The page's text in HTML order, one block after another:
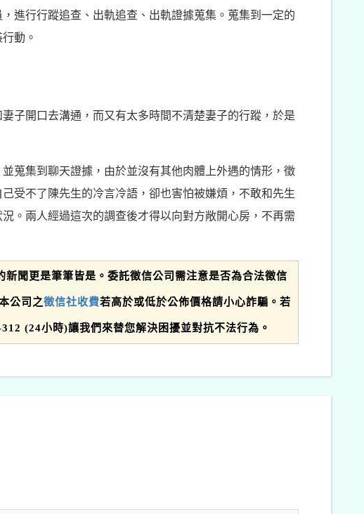
進行行蹤追查、出軌追查、出軌證據蒐集。蒐集到一定的
動。
子開口去溝通，而又有太多時間不清楚妻子的行蹤，於是
蒐集到聊天證據，由於並沒有其他肉體上外遇的情形，徵
受不了陳先生的冷言冷語，卻也害怕被嫌煩，不敢和先生
。兩人經過這次的調查後才得以向對方敞開心房，不再需
聞更是筆筆皆是。委託徵信公司需注意是否為合法徵信
公司之徵信社收費若高於或低於公佈價格請小心詐騙。若
(24小時)讓我們來替您解決困擾並對抗不法行為。